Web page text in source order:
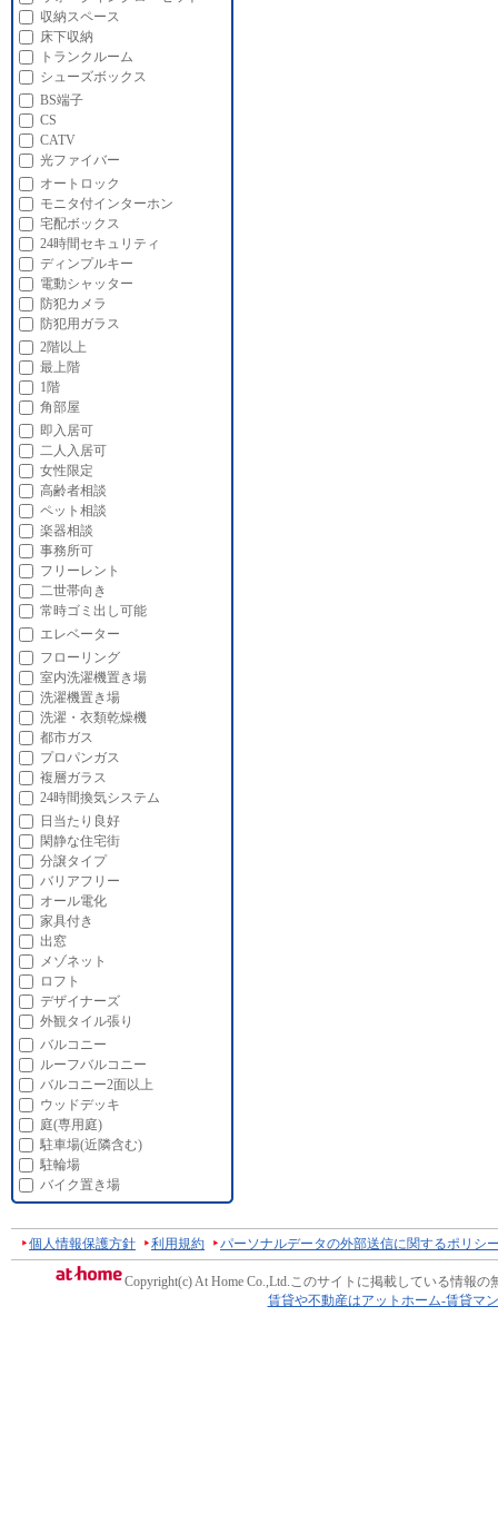
収納スペース
床下収納
トランクルーム
シューズボックス
BS端子
CS
CATV
光ファイバー
オートロック
モニタ付インターホン
宅配ボックス
24時間セキュリティ
ディンプルキー
電動シャッター
防犯カメラ
防犯用ガラス
2階以上
最上階
1階
角部屋
即入居可
二人入居可
女性限定
高齢者相談
ペット相談
楽器相談
事務所可
フリーレント
二世帯向き
常時ゴミ出し可能
エレベーター
フローリング
室内洗濯機置き場
洗濯機置き場
洗濯・衣類乾燥機
都市ガス
プロパンガス
複層ガラス
24時間換気システム
日当たり良好
閑静な住宅街
分譲タイプ
バリアフリー
オール電化
家具付き
出窓
メゾネット
ロフト
デザイナーズ
外観タイル張り
バルコニー
ルーフバルコニー
バルコニー2面以上
ウッドデッキ
庭(専用庭)
駐車場(近隣含む)
駐輪場
バイク置き場
個人情報保護方針 利用規約 パーソナルデータの外部送信に関するポリシ
Copyright(c) At Home Co.,Ltd.このサイトに掲載している情報の
賃貸や不動産はアットホーム-賃貸マ